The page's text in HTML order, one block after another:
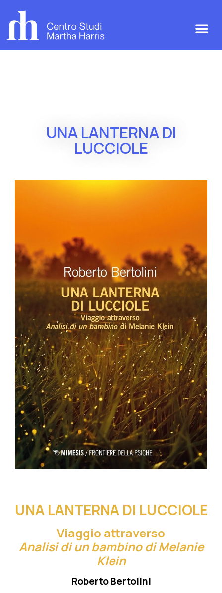
UNA LANTERNA DI
LUCCIOLE
UNA LANTERNA DI LUCCIOLE
Viaggio attraverso
Analisi di un bambino di Melanie
Klein
Roberto Bertolini